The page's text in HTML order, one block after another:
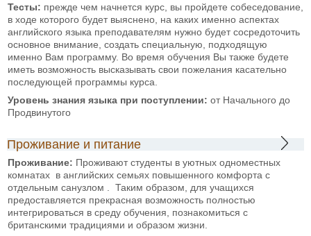
Тесты: прежде чем начнется курс, вы пройдете собеседование,
в ходе которого будет выяснено, на каких именно аспектах
английского языка преподавателям нужно будет сосредоточить
основное внимание, создать специальную, подходящую
именно Вам программу. Во время обучения Вы также будете
иметь возможность высказывать свои пожелания касательно
последующей программы курса.
Уровень знания языка при поступлении: от Начального до
Продвинутого
Проживание и питание
Проживание: Проживают студенты в уютных одноместных
комнатах в английских семьях повышенного комфорта с
отдельным санузлом . Таким образом, для учащихся
предоставляется прекрасная возможность полностью
интегрироваться в среду обучения, познакомиться с
британскими традициями и образом жизни.